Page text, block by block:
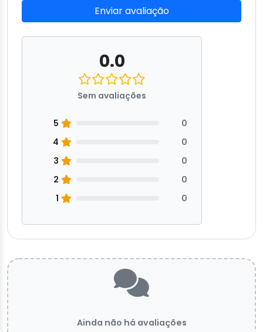
Enviar avaliação
0.0
Sem avaliações
5
0
4
0
3
0
2
0
1
0
Ainda não há avaliações